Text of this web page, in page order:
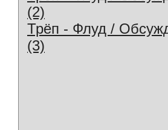
(2)
Трёп - Флуд /
(3)